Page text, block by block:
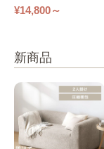
セミダブル ダブル TKS
¥14,800～
新商品